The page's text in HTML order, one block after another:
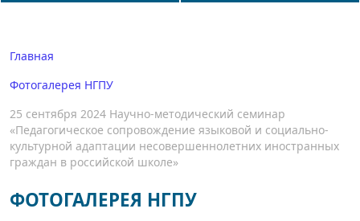
Главная
Фотогалерея НГПУ
25 сентября 2024 Научно-методический семинар
«Педагогическое сопровождение языковой и социально-
культурной адаптации несовершеннолетних иностранных
граждан в российской школе»
ФОТОГАЛЕРЕЯ НГПУ